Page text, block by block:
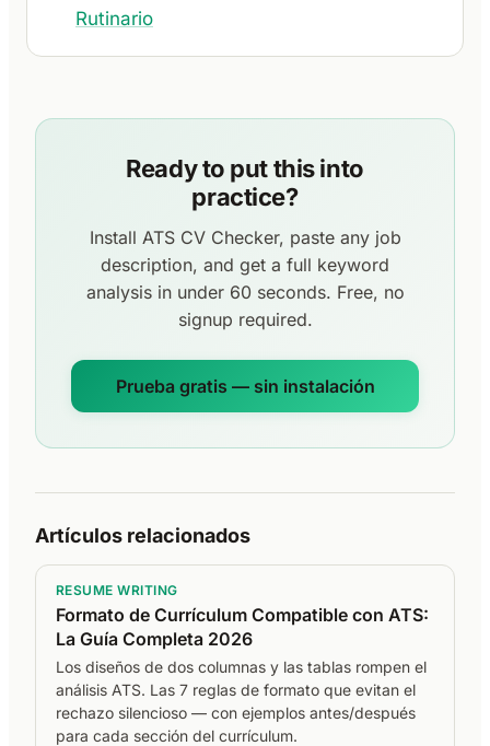
Rutinario
Ready to put this into
practice?
Install ATS CV Checker, paste any job
description, and get a full keyword
analysis in under 60 seconds. Free, no
signup required.
Prueba gratis — sin instalación
Artículos relacionados
RESUME WRITING
Formato de Currículum Compatible con ATS:
La Guía Completa 2026
Los diseños de dos columnas y las tablas rompen el
análisis ATS. Las 7 reglas de formato que evitan el
rechazo silencioso — con ejemplos antes/después
para cada sección del currículum.